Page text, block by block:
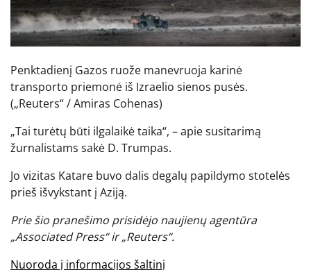
Penktadienį Gazos ruože manevruoja karinė
transporto priemonė iš Izraelio sienos pusės.
(„Reuters“ / Amiras Cohenas)
„Tai turėtų būti ilgalaikė taika“, – apie susitarimą
žurnalistams sakė D. Trumpas.
Jo vizitas Katare buvo dalis degalų papildymo stotelės
prieš išvykstant į Aziją.
Prie šio pranešimo prisidėjo naujienų agentūra
„Associated Press“ ir „Reuters“.
Nuoroda į informacijos šaltinį